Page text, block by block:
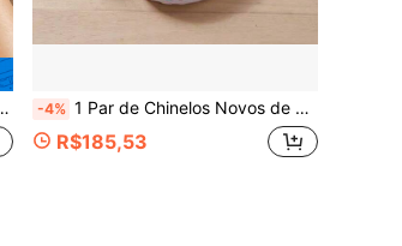
-4% 1 Par de Chinelos Novos de Verão para Mulheres, Slides Fechados Casuais Antiderrapantes, Versáteis para o Trabalho, Confortáveis e Duráveis
R$185,53